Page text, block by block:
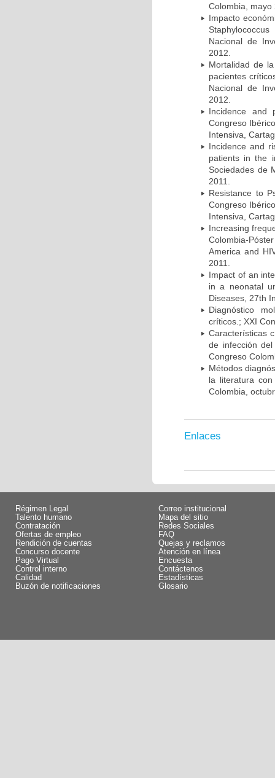
Colombia, mayo
Impacto
Nacional de
2012.
Mortalidad de
pacientes
Nacional de
2012.
Incidence and
Congreso
Intensiva,
Incidence and
patients in the
Sociedades de
2011.
Resistance to
Congreso
Intensiva,
Increasing
Colombia-
America and
2011.
Impact of an
in a neonatal
Diseases, 27th
Diagnóstico
críticos.; XXI
Características
de infección
Congreso
Métodos
la literatura
Colombia,
Enlaces
Régimen Legal
Talento humano
Contratación
Ofertas de empleo
Rendición de cuentas
Concurso docente
Pago Virtual
Control interno
Calidad
Buzón de notificaciones
Correo institucional
Mapa del sitio
Redes Sociales
FAQ
Quejas y reclamos
Atención en línea
Encuesta
Contáctenos
Estadísticas
Glosario